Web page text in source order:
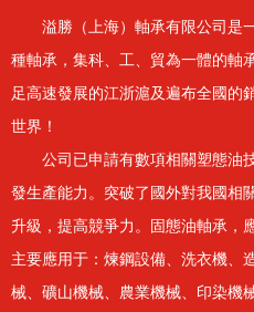
溢勝（上海）軸承有限公司是
種軸承，集科、工、貿為一體的軸
足高速發展的江浙滬及遍布全國的
世界！
公司已申請有數項相關塑態油
發生產能力。突破了國外對我國相
升級，提高競爭力。固態油軸承，
主要應用于：煉鋼設備、洗衣機、
械、礦山機械、農業機械、印染機